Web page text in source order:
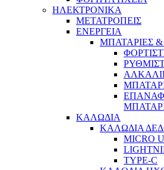
ΗΛΕΚΤΡΟΝΙΚΑ
ΜΕΤΑΤΡΟΠΕΙΣ
ΕΝΕΡΓΕΙΑ
ΜΠΑΤΑΡΙΕΣ
ΚΑΛΩΔΙΑ
ΚΑΛΩΔΙΑ
MICRO
TYPE-C